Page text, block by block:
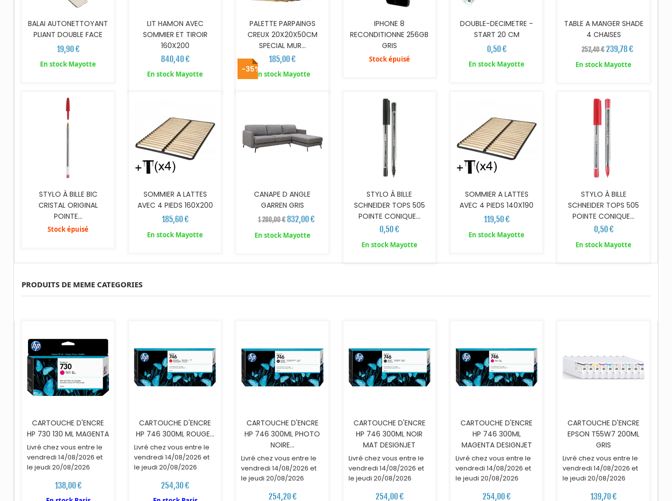
BALAI AUTONETTOYANT
PLIANT DOUBLE FACE
19,90 €
En stock Mayotte
LIT HAMON AVEC
SOMMIER ET TIROIR
160X200
840,40 €
En stock Mayotte
PALETTE PARPAINGS
CREUX 20X20X50CM
SPECIAL MUR...
185,00 €
En stock Mayotte
IPHONE 8
RECONDITIONNE 256GB
GRIS
Stock épuisé
DOUBLE-DECIMETRE -
START 20 CM
0,50 €
En stock Mayotte
TABLE A MANGER SHADE
4 CHAISES
252,40 €239,78 €
En stock Mayotte
STYLO À BILLE BIC
CRISTAL ORIGINAL
POINTE...
Stock épuisé
AJOUTER AU PANIER
SOMMIER A LATTES
AVEC 4 PIEDS 160X200
185,60 €
En stock Mayotte
-35% AJOUTER AU PANIER
CANAPE D ANGLE
GARREN GRIS
1 280,00 € 832,00 €
En stock Mayotte
STYLO À BILLE
SCHNEIDER TOPS 505
POINTE CONIQUE...
0,50 €
En stock Mayotte
AJOUTER AU PANIER
SOMMIER A LATTES
AVEC 4 PIEDS 140X190
119,50 €
En stock Mayotte
AJOUTER AU PANIER
STYLO À BILLE
SCHNEIDER TOPS 505
POINTE CONIQUE...
0,50 €
En stock Mayotte
PRODUITS DE MEME CATEGORIES
CARTOUCHE D'ENCRE
HP 730 130 ML MAGENTA
Livré chez vous entre le
vendredi 14/08/2026 et
le jeudi 20/08/2026
138,00 €
CARTOUCHE D'ENCRE
HP 746 300ML ROUGE...
Livré chez vous entre le
vendredi 14/08/2026 et
le jeudi 20/08/2026
254,30 €
CARTOUCHE D'ENCRE
HP 746 300ML PHOTO
NOIRE...
Livré chez vous entre le
vendredi 14/08/2026 et
le jeudi 20/08/2026
254,20 €
CARTOUCHE D'ENCRE
HP 746 300ML NOIR
MAT DESIGNJET
Livré chez vous entre le
vendredi 14/08/2026 et
le jeudi 20/08/2026
254,00 €
CARTOUCHE D'ENCRE
HP 746 300ML
MAGENTA DESIGNJET
Livré chez vous entre le
vendredi 14/08/2026 et
le jeudi 20/08/2026
254,00 €
CARTOUCHE D'ENCRE
EPSON T55W7 200ML
GRIS
Livré chez vous entre le
vendredi 14/08/2026 et
le jeudi 20/08/2026
139,70 €